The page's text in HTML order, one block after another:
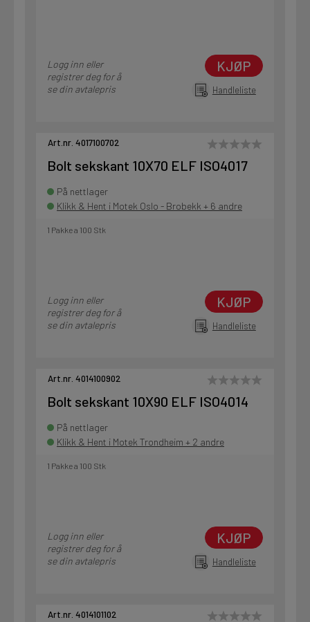
Logg inn eller
registrer deg for å
se din avtalepris
KJØP
Handleliste
Art.nr. 4017100702
Bolt sekskant 10X70 ELF ISO4017
På nettlager
Klikk & Hent i Motek Oslo - Brobekk + 6 andre
1 Pakke a 100 Stk
Logg inn eller
registrer deg for å
se din avtalepris
KJØP
Handleliste
Art.nr. 4014100902
Bolt sekskant 10X90 ELF ISO4014
På nettlager
Klikk & Hent i Motek Trondheim + 2 andre
1 Pakke a 100 Stk
Logg inn eller
registrer deg for å
se din avtalepris
KJØP
Handleliste
Art.nr. 4014101102